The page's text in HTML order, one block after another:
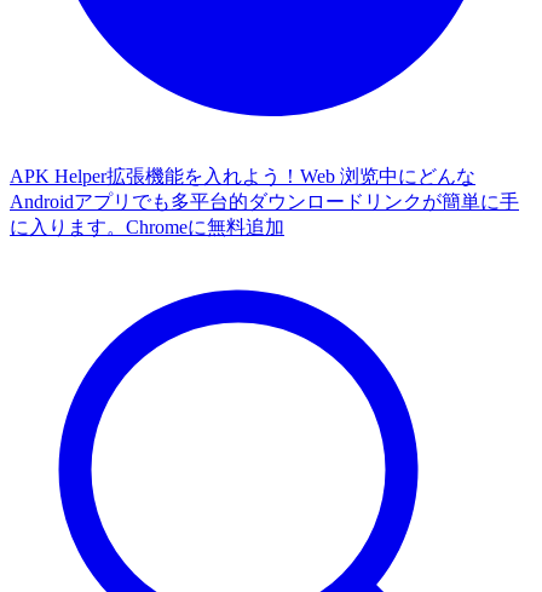
APK Helper拡張機能を入れよう！Web 浏览中にどんな
Androidアプリでも多平台的ダウンロードリンクが簡単に手
に入ります。 Chromeに無料追加